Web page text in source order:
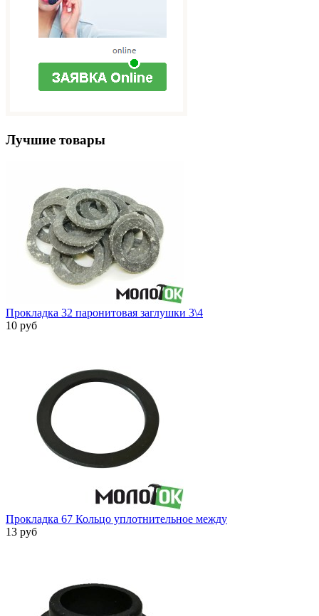
Лучшие товары
Прокладка 32 паронитовая заглушки 3\4
10 руб
Прокладка 67 Кольцо уплотнительное между
13 руб